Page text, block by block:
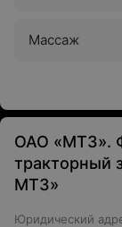
Массаж
ОАО «МТЗ».
тракторный
МТЗ»
Юридический